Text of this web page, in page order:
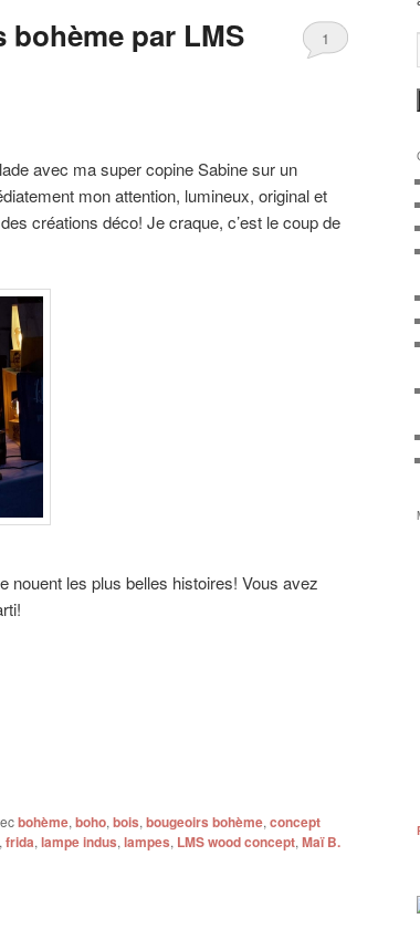
bohème par LMS
1
avec ma super copine Sabine sur un
mon attention, lumineux, original et
créations déco! Je craque, c’est le coup de
nouent les plus belles histoires! Vous avez
bohème, boho, bois, bougeoirs bohème, concept
, frida, lampe indus, lampes, LMS wood concept, Maï B.